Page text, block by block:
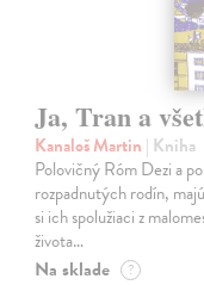
Ja, Tran a
Kanaloš Martin | Kniha
Polovičný Róm Dezi a
rozpadnutých rodín,
si ich spolužiaci z
života…
Na sklade ?